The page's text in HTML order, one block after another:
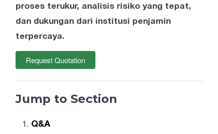
proses terukur, analisis risiko yang tepat,
dan dukungan dari institusi penjamin
terpercaya.
Request Quotation
Jump to Section
Q&A